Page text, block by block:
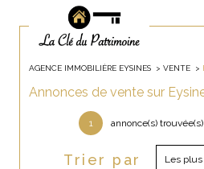
AGENCE IMMOBILIÈRE EYSINES VENTE
Annonces de vente sur
1 annonce(s)
Trier par Les